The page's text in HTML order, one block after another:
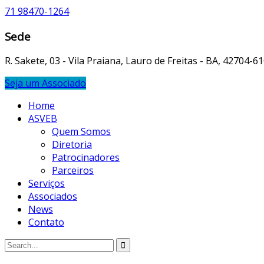
71 98470-1264
Sede
R. Sakete, 03 - Vila Praiana, Lauro de Freitas - BA, 42704-
Seja um Associado
Home
ASVEB
Quem Somos
Diretoria
Patrocinadores
Parceiros
Serviços
Associados
News
Contato